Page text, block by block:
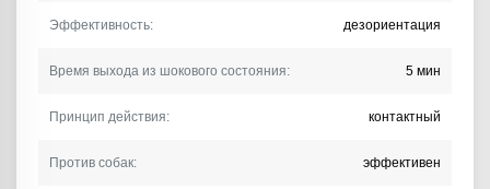
Эффективность: дезориентация
Время выхода из шокового состояния: 5 мин
Принцип действия: контактный
Против собак: эффективен